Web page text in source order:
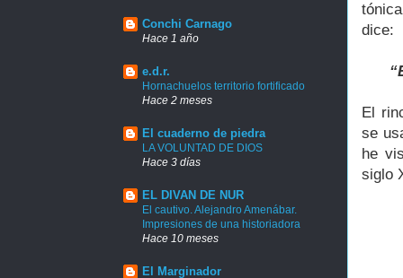
dice:
El
se
he
siglo
Conchi Carnago
Hace 1 año
e.d.r.
Hornachuelos territorio fortificado
Hace 2 meses
El cuaderno de piedra
LA VOLUNTAD DE DIOS
Hace 3 días
EL DIVAN DE NUR
El cautivo. Alejandro Amenábar.
Impresiones de una historiadora
Hace 10 meses
El Marginador